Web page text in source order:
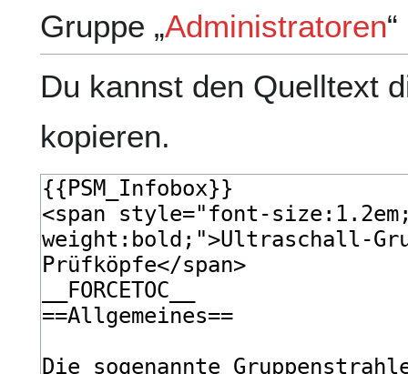
Gruppe „Administratoren
Du kannst den Quelltext
kopieren.